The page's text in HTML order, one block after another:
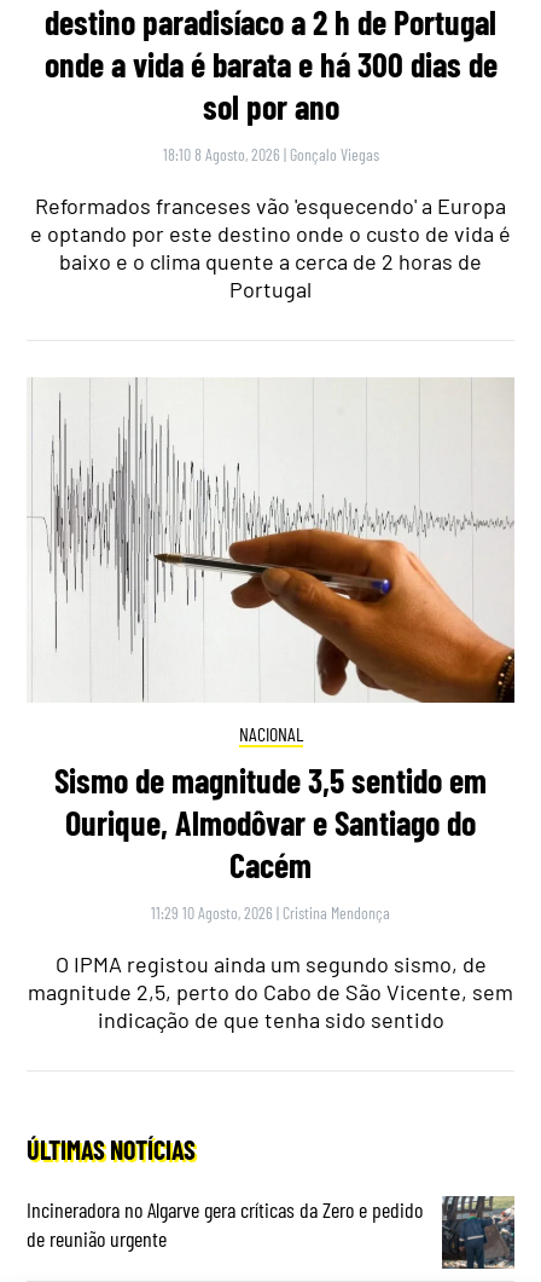
destino paradisíaco a 2 h de Portugal
onde a vida é barata e há 300 dias de
sol por ano
18:10 8 Agosto, 2026 | Gonçalo Viegas
Reformados franceses vão 'esquecendo' a Europa
e optando por este destino onde o custo de vida é
baixo e o clima quente a cerca de 2 horas de
Portugal
NACIONAL
Sismo de magnitude 3,5 sentido em
Ourique, Almodôvar e Santiago do
Cacém
11:29 10 Agosto, 2026 | Cristina Mendonça
O IPMA registou ainda um segundo sismo, de
magnitude 2,5, perto do Cabo de São Vicente, sem
indicação de que tenha sido sentido
ÚLTIMAS NOTÍCIAS
Incineradora no Algarve gera críticas da Zero e pedido
de reunião urgente